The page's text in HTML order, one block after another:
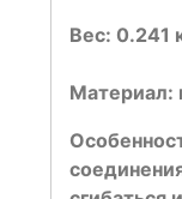
Вес: 0.241
Материал: